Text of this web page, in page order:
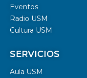
Eventos
Radio USM
Cultura USM
SERVICIOS
Aula USM